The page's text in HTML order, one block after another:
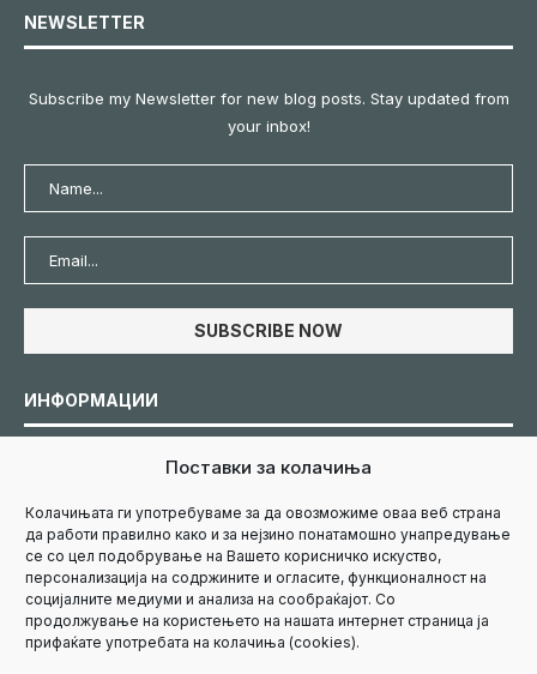
Поставки за колачиња
Колачињата ги употребуваме за да овозможиме оваа веб страна
да работи правилно како и за нејзино понатамошно унапредување
се со цел подобрување на Вашето корисничко искуство,
персонализација на содржините и огласите, функционалност на
социјалните медиуми и анализа на сообраќајот. Со
продолжување на користењето на нашата интернет страница ја
прифаќате употребата на колачиња (cookies).
NEWSLETTER
Subscribe my Newsletter for new blog posts. Stay updated from
your inbox!
ИНФОРМАЦИИ
Политика за приватност
Маркетинг